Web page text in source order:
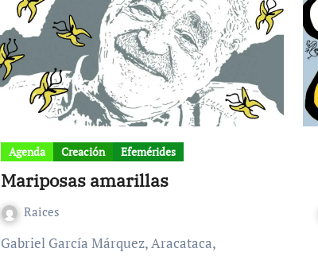
Agenda Creación Efemérides
Mariposas amarillas
Raices
Gabriel García Márquez, Aracataca,